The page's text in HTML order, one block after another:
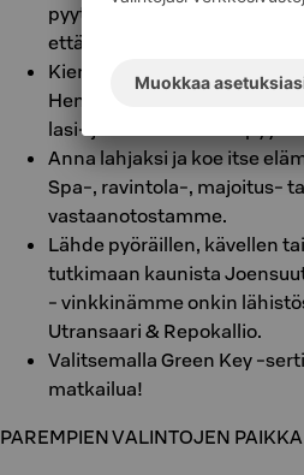
pyytää vaikka vain roskien
että pyyhkeet ovat vielä
Kierrätä! Huoneistamme
Henkilökuntamme auttaa
lasi- ja metalliroskat - pyydä
Anna lahjaksi ja koe itse
Spa-, ravintola-, majoitus-
vastaanotostamme.
Lähde pyöräillen, kävellen
tutkimaan kaunista
- vinkkinämme onkin
Utransaari & Repokallio.
Valitsemalla Green Key -
matkailua!
PAREMPIEN VALINTOJEN